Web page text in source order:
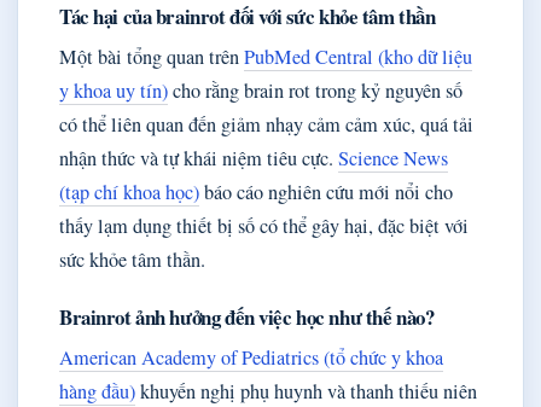
Tác hại của brainrot đối với sức khỏe tâm thần
Một bài tổng quan trênPubMed Central (kho dữ liệu
y khoa uy tín)cho rằng brain rot trong kỷ nguyên số
có thể liên quan đến giảm nhạy cảm cảm xúc, quá tải
nhận thức và tự khái niệm tiêu cực. Science News
(tạp chí khoa học)báo cáo nghiên cứu mới nổi cho
thấy lạm dụng thiết bị số có thể gây hại, đặc biệt với
sức khỏe tâm thần.
Brainrot ảnh hưởng đến việc học như thế nào?
American Academy of Pediatrics (tổ chức y khoa
hàng đầu)khuyến nghị phụ huynh và thanh thiếu niên